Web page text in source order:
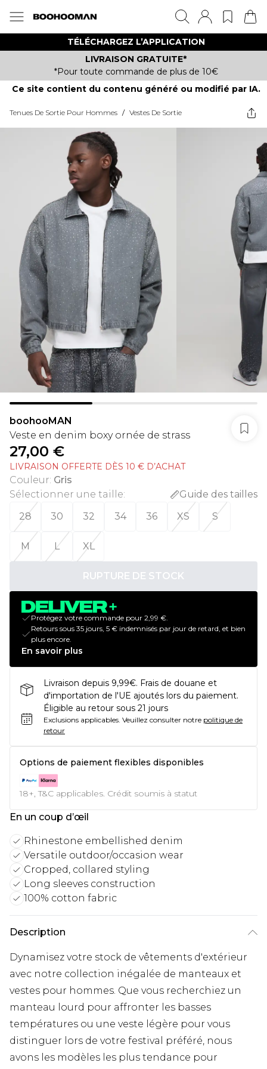
TÉLÉCHARGEZ L’APPLICATION
LIVRAISON GRATUITE*
*Pour toute commande de plus de 10€
Ce site contient du contenu généré ou modifié par IA.
Tenues De Sortie Pour Hommes / Vestes De Sortie
boohooMAN
Veste en denim boxy ornée de strass
27,00 €
LIVRAISON OFFERTE DÈS 10 € D’ACHAT
Couleur: Gris
Sélectionner une taille:
Guide des tailles
28
30 32 34 36 XS S
M L XL
RUPTURE DE STOCK
Protégez votre commande pour 2,99 €.
Retours sous 35 jours, 5 € indemnisés par jour de retard, et bien
plus encore.
En savoir plus
Livraison depuis 9,99€. Frais de douane et
d'importation de l'UE ajoutés lors du paiement.
Éligible au retour sous 21 jours
Exclusions applicables. Veuillez consulter notre politique de
retour
Options de paiement flexibles disponibles
18+, T&C applicables. Crédit soumis à statut
En un coup d’œil
Rhinestone embellished denim
Versatile outdoor/occasion wear
Cropped, collared styling
Long sleeves construction
100% cotton fabric
Description
Dynamisez votre stock de vêtements d'extérieur
avec notre collection inégalée de manteaux et
vestes pour hommes. Que vous recherchiez un
manteau lourd pour affronter les basses
températures ou une veste légère pour vous
distinguer lors de votre festival préféré, nous
avons les modèles les plus tendance pour